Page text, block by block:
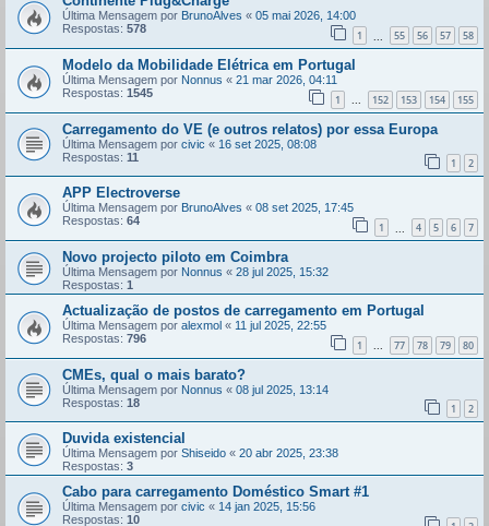
Última Mensagem por BrunoAlves « 05 mai 2026, 14:00
Respostas: 578 1 55 56 57 58
Modelo da Mobilidade Elétrica em Portugal
Última Mensagem por Nonnus « 21 mar 2026, 04:11
Respostas: 1545 1 ... 152 153 154 155
Carregamento do VE (e outros relatos) por essa Europa
Última Mensagem por civic « 16 set 2025, 08:08
Respostas: 11 1 2
APP Electroverse
Última Mensagem por BrunoAlves « 08 set 2025, 17:45
Respostas: 64 1 4 5 6 7
Novo projecto piloto em Coimbra
Última Mensagem por Nonnus « 28 jul 2025, 15:32
Respostas: 1
Actualização de postos de carregamento em Portugal
Última Mensagem por alexmol « 11 jul 2025, 22:55
Respostas: 796 1 ... 77 78 79 80
CMEs, qual o mais barato?
Última Mensagem por Nonnus « 08 jul 2025, 13:14
Respostas: 18 1 2
Duvida existencial
Última Mensagem por Shiseido « 20 abr 2025, 23:38
Respostas: 3
Cabo para carregamento Doméstico Smart #1
Última Mensagem por civic « 14 jan 2025, 15:56
Respostas: 10